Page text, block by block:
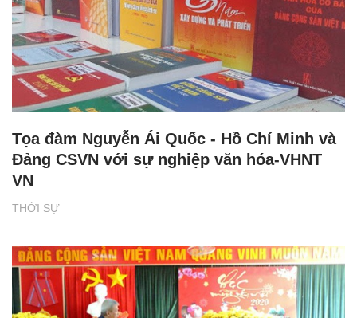
THỜI SỰ
Tọa đàm Nguyễn Ái Quốc - Hồ Chí Minh và
Đảng CSVN với sự nghiệp văn hóa-VHNT
VN